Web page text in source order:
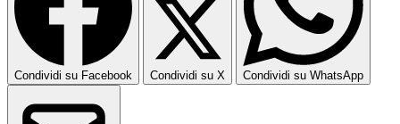
Condividi su Facebook Condividi su X Condividi su WhatsApp